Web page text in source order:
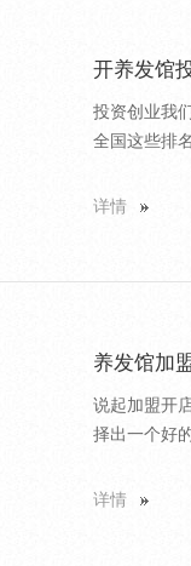
开养发馆
投资创业我
全国这些排
详情
养发馆加
说起加盟开
择出一个好
详情